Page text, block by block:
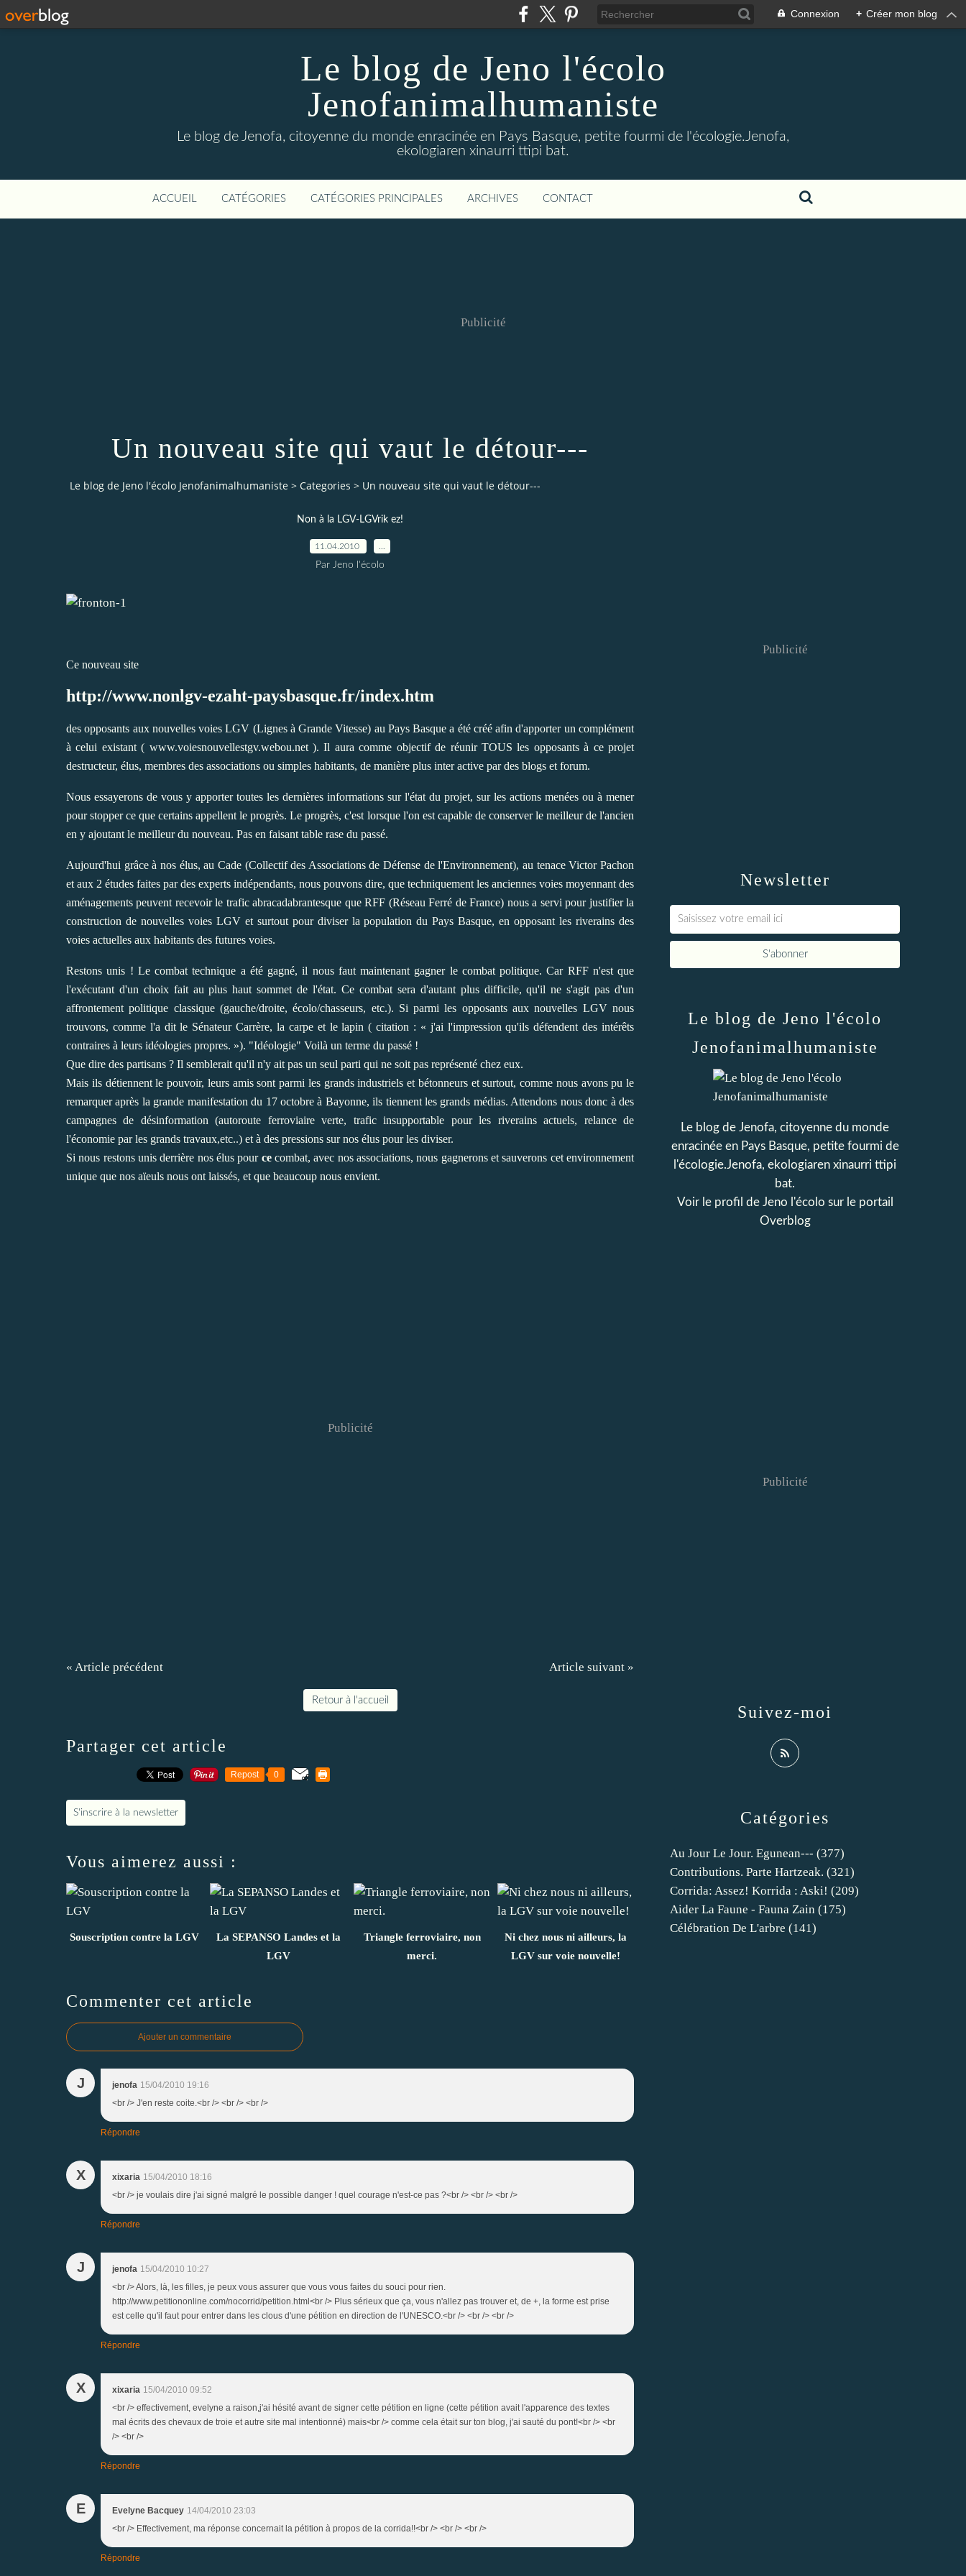
Connexion + Créer mon blog
Le blog de Jeno l'écolo
Jenofanimalhumaniste
Le blog de Jenofa, citoyenne du monde enracinée en Pays Basque, petite fourmi de l'écologie.Jenofa,
ekologiaren xinaurri ttipi bat.
ACCUEIL CATÉGORIES CATÉGORIES PRINCIPALES ARCHIVES CONTACT
Publicité
Un nouveau site qui vaut le détour---
Le blog de Jeno l'écolo Jenofanimalhumaniste > Categories > Un nouveau site qui vaut le détour---
Non à la LGV-LGVrik ez!
11.04.2010
Par Jeno l'écolo
Ce nouveau site
http://www.nonlgv-ezaht-paysbasque.fr/index.htm
des opposants aux nouvelles voies LGV (Lignes à Grande Vitesse) au Pays Basque a été créé afin d'apporter un complément
à celui existant ( www.voiesnouvellestgv.webou.net). Il aura comme objectif de réunir TOUS les opposants à ce projet
destructeur, élus, membres des associations ou simples habitants, de manière plus inter active par des blogs et forum.
Nous essayerons de vous y apporter toutes les dernières informations sur l'état du projet, sur les actions menées ou à mener
pour stopper ce que certains appellent le progrès. Le progrès, c'est lorsque l'on est capable de conserver le meilleur de l'ancien
en y ajoutant le meilleur du nouveau. Pas en faisant table rase du passé.
Aujourd'hui grâce à nos élus, au Cade (Collectif des Associations de Défense de l'Environnement), au tenace Victor Pachon
et aux 2 études faites par des experts indépendants, nous pouvons dire, que techniquement les anciennes voies moyennant des
aménagements peuvent recevoir le trafic abracadabrantesque que RFF (Réseau Ferré de France) nous a servi pour justifier la
construction de nouvelles voies LGV et surtout pour diviser la population du Pays Basque, en opposant les riverains des
voies actuelles aux habitants des futures voies.
Restons unis ! Le combat technique a été gagné, il nous faut maintenant gagner le combat politique. Car RFF n'est que
l'exécutant d'un choix fait au plus haut sommet de l'état. Ce combat sera d'autant plus difficile, qu'il ne s'agit pas d'un
affrontement politique classique (gauche/droite, écolo/chasseurs, etc.). Si parmi les opposants aux nouvelles LGV nous
trouvons, comme l'a dit le Sénateur Carrère, la carpe et le lapin ( citation : « j'ai l'impression qu'ils défendent des intérêts
contraires à leurs idéologies propres. »). "Idéologie" Voilà un terme du passé !
Que dire des partisans ? Il semblerait qu'il n'y ait pas un seul parti qui ne soit pas représenté chez eux.
Mais ils détiennent le pouvoir, leurs amis sont parmi les grands industriels et bétonneurs et surtout, comme nous avons pu le
remarquer après la grande manifestation du 17 octobre à Bayonne, ils tiennent les grands médias. Attendons nous donc à des
campagnes de désinformation (autoroute ferroviaire verte, trafic insupportable pour les riverains actuels, relance de
l'économie par les grands travaux,etc..) et à des pressions sur nos élus pour les diviser.
Si nous restons unis derrière nos élus pour cecombat, avec nos associations, nous gagnerons et sauverons cet environnement
unique que nos aïeuls nous ont laissés, et que beaucoup nous envient.
Publicité
« Article précédent Article suivant »
Retour à l'accueil
Partager cet article
Repost 0
S'inscrire à la newsletter
Vous aimerez aussi :
Souscription contre la LGV
La SEPANSO Landes et la
LGV
Triangle ferroviaire, non
merci.
Ni chez nous ni ailleurs, la
LGV sur voie nouvelle!
Commenter cet article
Ajouter un commentaire
J jenofa 15/04/2010 19:16
<br /> J'en reste coite.<br /> <br /> <br />
Répondre
X xixaria 15/04/2010 18:16
<br /> je voulais dire j'ai signé malgré le possible danger ! quel courage n'est-ce pas ?<br /> <br /> <br />
Répondre
J jenofa 15/04/2010 10:27
<br /> Alors, là, les filles, je peux vous assurer que vous vous faites du souci pour rien.
http://www.petitiononline.com/nocorrid/petition.html<br /> Plus sérieux que ça, vous n'allez pas trouver et, de +, la forme est prise
est celle qu'il faut pour entrer dans les clous d'une pétition en direction de l'UNESCO.<br /> <br /> <br />
Répondre
X xixaria 15/04/2010 09:52
<br /> effectivement, evelyne a raison,j'ai hésité avant de signer cette pétition en ligne (cette pétition avait l'apparence des textes
mal écrits des chevaux de troie et autre site mal intentionné) mais<br /> comme cela était sur ton blog, j'ai sauté du pont!<br /> <br
/> <br />
Répondre
E Evelyne Bacquey 14/04/2010 23:03
<br /> Effectivement, ma réponse concernait la pétition à propos de la corrida!!<br /> <br /> <br />
Répondre
Newsletter
Publicité
Catégories
Au Jour Le Jour. Egunean--- (377)
Contributions. Parte Hartzeak. (321)
Corrida: Assez! Korrida : Aski! (209)
Aider La Faune - Fauna Zain (175)
Célébration De L'arbre (141)
Le blog de Jeno l'écolo
Jenofanimalhumaniste
Le blog de Jenofa, citoyenne du monde
enracinée en Pays Basque, petite fourmi de
l'écologie.Jenofa, ekologiaren xinaurri ttipi
bat.
Voir le profil de Jeno l'écolo sur le portail
Overblog
Suivez-moi
Publicité